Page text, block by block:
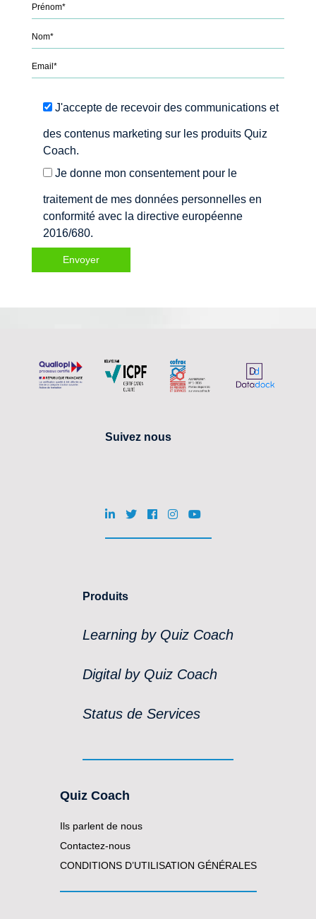
J'accepte de recevoir des communications et
des contenus marketing sur les produits Quiz
Coach.
Je donne mon consentement pour le
traitement de mes données personnelles en
conformité avec la directive européenne
2016/680.
Suivez nous
Produits
Learning by Quiz Coach
Digital by Quiz Coach
Status de Services
Quiz Coach
Ils parlent de nous
Contactez-nous
CONDITIONS D’UTILISATION GÉNÉRALES